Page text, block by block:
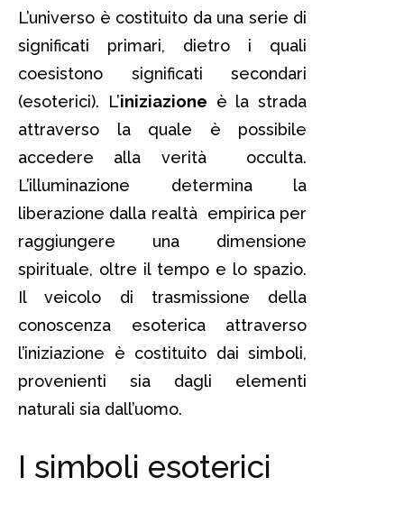
L’universo è costituito da una serie di
significati primari, dietro i quali
coesistono significati secondari
(esoterici). L’iniziazione è la strada
attraverso la quale è possibile
accedere alla verità occulta.
L’illuminazione determina la
liberazione dalla realtà empirica per
raggiungere una dimensione
spirituale, oltre il tempo e lo spazio.
Il veicolo di trasmissione della
conoscenza esoterica attraverso
l’iniziazione è costituito dai simboli,
provenienti sia dagli elementi
naturali sia dall’uomo.
I simboli esoterici